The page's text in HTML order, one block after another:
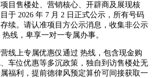
目售楼处、营销核心、开辟商及展现核
于 2026 年 7 月 2 日正式公示，所有号码
续。请认准项目方公示消息，收集非公示
线，卑享一对一专属办事。
上专属优惠仅通过 热线，包含现金购
车位优惠等多沉政策，独自到访售楼处无
福利，提前德律风预定算价可间接获取一